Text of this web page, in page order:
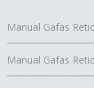
Manual Gafas
Manual Gafas